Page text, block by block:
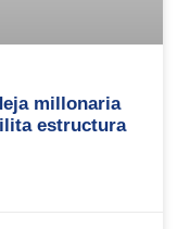
millonaria
estructura